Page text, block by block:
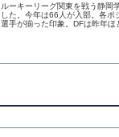
ルーキーリーグ関東を戦う静岡
した。今年は66人が入部。各ポ
選手が揃った印象。DFは昨年ほ